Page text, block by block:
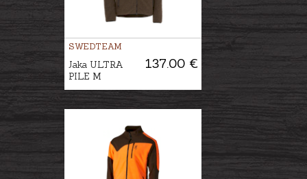
SWEDTEAM
137.00 €
Jaka ULTRA
PILE M